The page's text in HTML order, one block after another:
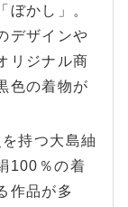
ぼかし」。
デザインや
リジナル商
色の着物が
持つ大島紬
100％の着
作品が多